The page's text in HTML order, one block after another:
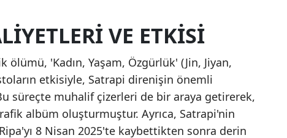
Niğde
Rize
Sakarya
VE ETKISI
ölümü, 'Kadın, Yaşam, Özgürlük' (Jin, Jiyan,
etkisiyle, Satrapi direnişin önemli
süreçte muhalif çizerleri de bir araya getirerek,
albüm oluşturmuştur. Ayrıca, Satrapi'nin
8 Nisan 2025'te kaybettikten sonra derin